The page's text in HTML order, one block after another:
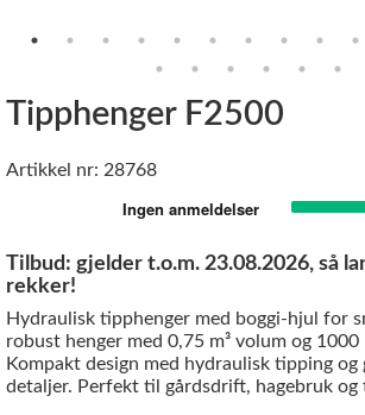
Tipphenger F2500
Artikkel nr: 28768
Tilbud: gjelder t.o.m. 23.08.2026, så
rekker!
Hydraulisk tipphenger med boggi-hjul for
robust henger med 0,75 m³ volum og
Kompakt design med hydraulisk tipping og
detaljer. Perfekt til gårdsdrift, hagebruk og